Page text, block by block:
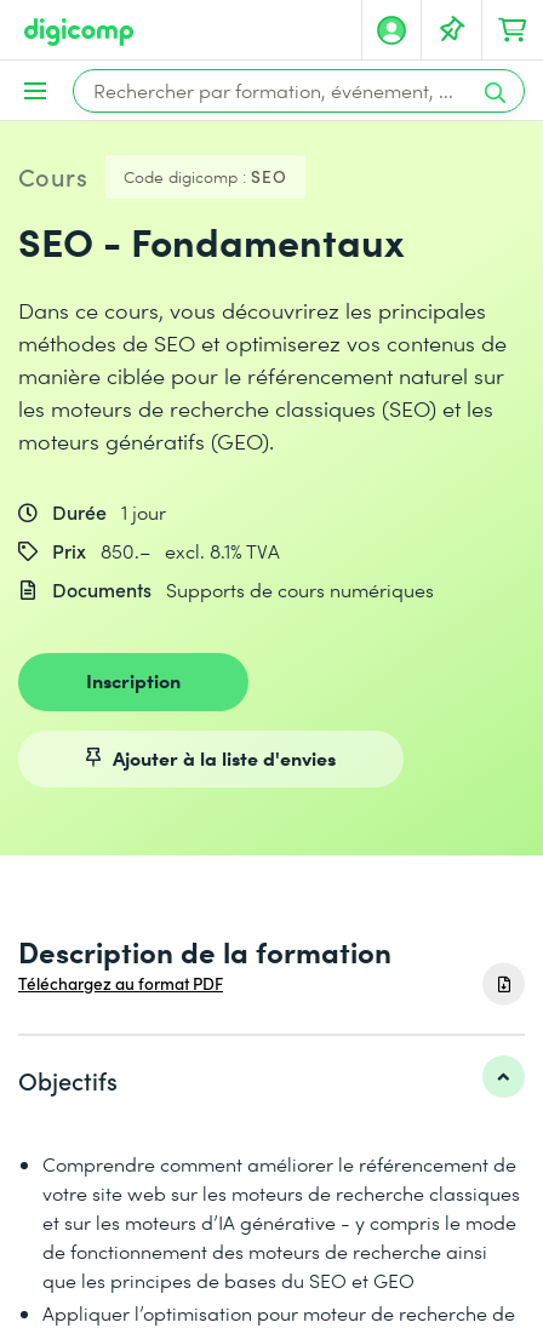
Cours Code digicomp : SEO
SEO - Fondamentaux
Dans ce cours, vous découvrirez les principales
méthodes de SEO et optimiserez vos contenus de
manière ciblée pour le référencement naturel sur
les moteurs de recherche classiques (SEO) et les
moteurs génératifs (GEO).
Durée 1 jour
Prix
850.– excl. 8.1% TVA
Documents
Supports de cours numériques
Inscription
Ajouter à la liste d'envies
Description de la formation
Téléchargez au format PDF
Objectifs
Comprendre comment améliorer le référencement de
votre site web sur les moteurs de recherche classiques
et sur les moteurs d’IA générative - y compris le mode
de fonctionnement des moteurs de recherche ainsi
que les principes de bases du SEO et GEO
Appliquer l’optimisation pour moteur de recherche de